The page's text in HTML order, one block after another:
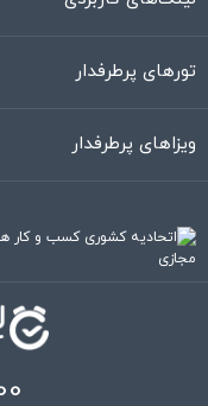
تورهای پرطرفدار
ویزاهای پرطرفدار